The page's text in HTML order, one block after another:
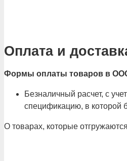
Оплата и
Формы оплаты товаров в
Безналичный расчет, с
спецификацию, в которой
О товарах, которые